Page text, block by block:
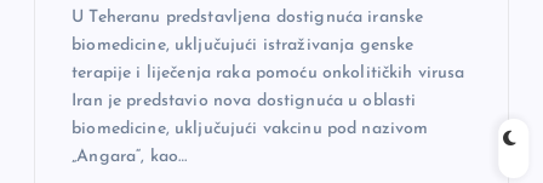
U Teheranu predstavljena dostignuća iranske
biomedicine, uključujući istraživanja genske
terapije i liječenja raka pomoću onkolitičkih virusa
Iran je predstavio nova dostignuća u oblasti
biomedicine, uključujući vakcinu pod nazivom
„Angara“, kao…